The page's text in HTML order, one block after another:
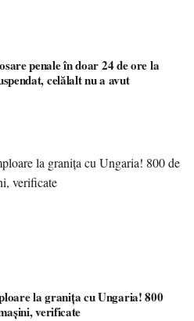
penale în doar 24 de ore la
celălalt nu a avut
la granița cu Ungaria! 800
verificate